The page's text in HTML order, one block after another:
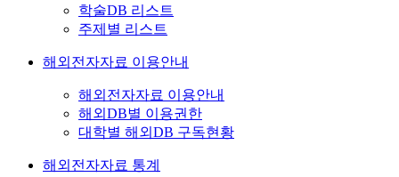
학술DB 리스트
주제별 리스트
해외전자자료 이용안내
해외전자자료 이용안내
해외DB별 이용권한
대학별 해외DB 구독현황
해외전자자료 통계